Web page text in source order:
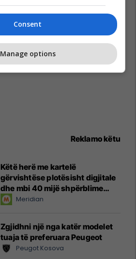
Reklamo këtu
Këtë herë me kartelë
gërvishtëse plotësisht digjitale
dhe mbi 40 mijë shpërblime
instant!Meridian
Zgjidhni një nga katër modelet
tuaja të preferuara Peugeot
Peugot Kosova
Consent
Manage options